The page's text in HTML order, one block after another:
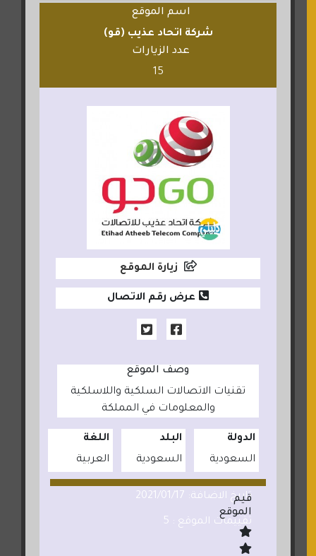
اسم الموقع
شركة اتحاد عذيب (قو)
عدد الزيارات
15
زيارة الموقع
عرض رقم الاتصال
وصف الموقع
تقنيات الاتصالات السلكية واللاسلكية
والمعلومات في المملكة
الدولة
السعودية
البلد
السعودية
اللغة
العربية
تاريخ الاضافة: 2021/01/17
تقييمات الموقع : 5
قيم
الموقع